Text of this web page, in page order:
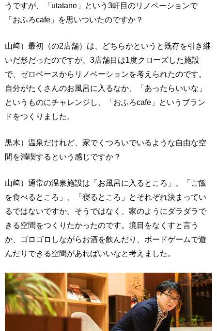
うですが、「utatane」という3軒目のリノベーションで
「おふろcafe」を思いついたのですか？
山﨑）最初（の2店舗）は、どちらかというと既存を引き継
いだ形だったのですが、3店舗目は1度クローズした施設
で、ゼロベースからリノベーションを考えられたのです。
自分がたくさんのお風呂に入るなか、「あったらいいな」
というものにチャレンジし、「おふろcafe」というブラン
ドをつくりました。
黒木）温泉だけれど、家でくつろいでいるような自由な空
間を満喫するという感じですか？
山﨑）通常の温泉施設は「お風呂に入るところ」、「ご飯
を食べるところ」、「寝るところ」とそれぞれ決まってい
るではないですか。そうではなく、家のようにダラダラで
きる空間をつくりたかったのです。境目をなくすと言う
か、ゴロゴロしながらお酒を飲んだり、ボードゲームで遊
んだりできる空間があればいいなと考えました。